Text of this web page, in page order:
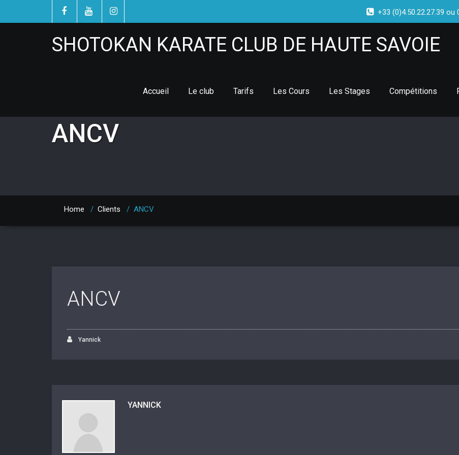
+33 (0)4.50.22.27.39 ou
SHOTOKAN KARATE CLUB DE HAUTE SAVOIE
Accueil Le club Tarifs Les Cours Les Stages Compétitions
ANCV
Home / Clients / ANCV
ANCV
Yannick
YANNICK